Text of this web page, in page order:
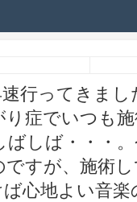
行ってきま
症でいつも
しば・・・
すが、施術
心地よい音